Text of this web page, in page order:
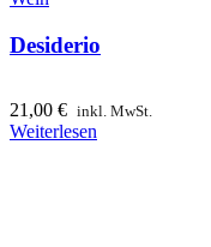
Desiderio
21,00 € inkl. MwSt.
Weiterlesen